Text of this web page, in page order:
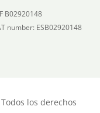
B02920148
number: ESB02920148
los derechos